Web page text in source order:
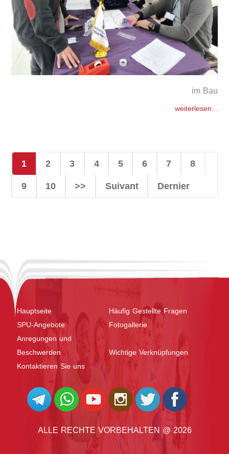
im Bau
weiterlesen...
1 2 3 4 5 6 7
8
9
10 >> Suivant Dernier
Hauptseite
Häufig Gestellte Fragen
SPU-Angebote
Fotogallerie
Anregungen und
Beschwerden
Wichtige Verknüpfungen
Kontaktieren Sie uns
ALLE RECHTE VORBEHALTEN @ 2026